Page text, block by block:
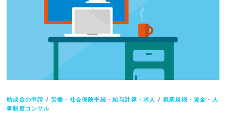
助成金の申請 / 労働・社会保険手続・給与計算・求人 / 就業規則・賃金・人
事制度コンサル